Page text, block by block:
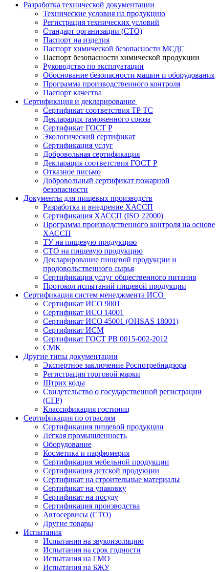
Разработка технической документации
Технические условия на продукцию
Регистрация технических условий
Стандарт организации (СТО)
Паспорт на изделия
Паспорт химической безопасности МСДС
Паспорт безопасности химической продукции
Руководство по эксплуатации
Обоснование безопасности машин и оборудования
Программа производственного контроля
Паспорт качества
Сертификация и декларирование
Сертификат соответствия ТР ТС
Декларация таможенного союза
Сертификат ГОСТ Р
Экологический сертификат
Сертификация услуг
Добровольная сертификация
Декларация соответствия ГОСТ Р
Отказное письмо
Добровольный сертификат пожарной
безопасности
Документы для пищевых производств
Разработка и внедрение ХАССП
Сертификация ХАССП (ISO 22000)
Программа производственного контроля на основе
ХАССП
ТУ на пищевую продукцию
СТО на пищевую продукцию
Декларирование пищевой продукции и
продовольственного сырья
Сертификация услуг общественного питания
Протокол испытаний пищевой продукции
Сертификация систем менеджмента ИСО
Сертификат ИСО 9001
Сертификат ИСО 14001
Сертификат ИСО 45001 (OHSAS 18001)
Сертификат ИСМ
Сертификат ГОСТ РВ 0015-002-2012
СМК
Другие типы документации
Экспертное заключение Роспотребнадзора
Регистрация торговой марки
Штрих коды
Свидетельство о государственной регистрации
(СГР)
Классификация гостиниц
Сертификация по отраслям
Сертификация пищевой продукции
Легкая промышленность
Оборудование
Косметика и парфюмерия
Сертификация мебельной продукции
Сертификация детской продукции
Сертификат на строительные материалы
Сертификат на упаковку
Сертификат на посуду
Сертификация производства
Автосервисы (СТО)
Другие товары
Испытания
Испытания на звукоизоляцию
Испытания на срок годности
Испытания на ГМО
Испытания на БЖУ